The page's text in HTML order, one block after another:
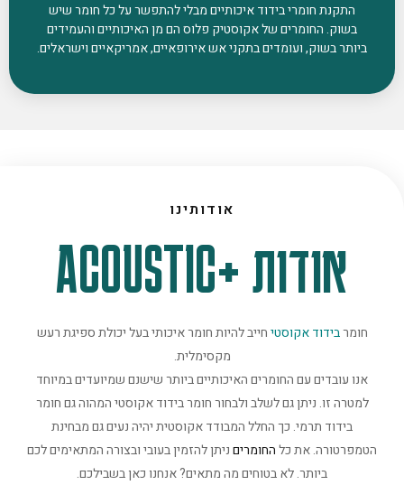
התקנת חומרי בידוד איכותיים מבלי להתפשר על כל חומר שיש
בשוק. החומרים של אקוסטיק פלוס הם מן האיכותיים והעמידים
ביותר בשוק, ועומדים בתקני אש אירופאיים, אמריקאיים וישראלים.
אודותינו
אודות +ACOUSTIC
חומרבידוד אקוסטיחייב להיות חומר איכותי בעל יכולת ספיגת רעש
מקסימלית.
אנו עובדים עם החומרים האיכותיים ביותר שישנם שמיועדים במיוחד
למטרה זו. ניתן גם לשלב ולבחור חומר בידוד אקוסטי המהוה גם חומר
בידוד תרמי. כך החלל המבודד אקוסטית יהיה נעים גם מבחינת
הטמפרטורה. את כלהחומריםניתן להזמין בעובי ובצורה המתאימים לכם
ביותר. לא בטוחים מה מתאים? אנחנו כאן בשבילכם.